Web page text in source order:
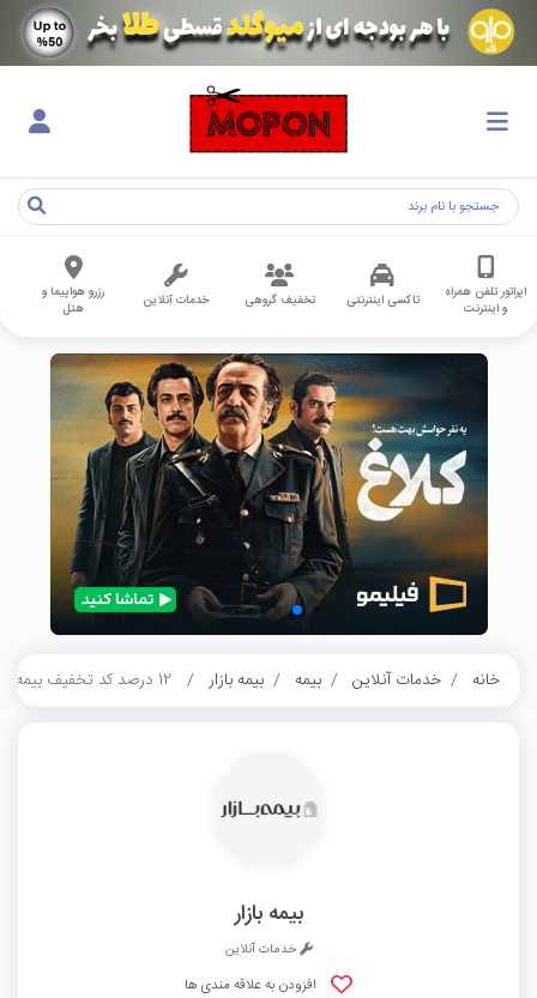
اپراتور تلفن همراه
و اینترنت
تاکسی اینترنتی تخفیف گروهی خدمات آنلاین
رزرو هواپیما و
هتل
خانه خدمات آنلاین بیمه بیمه بازار
بیمه بازار
خدمات آنلاین
افزودن به علاقه مندی ها